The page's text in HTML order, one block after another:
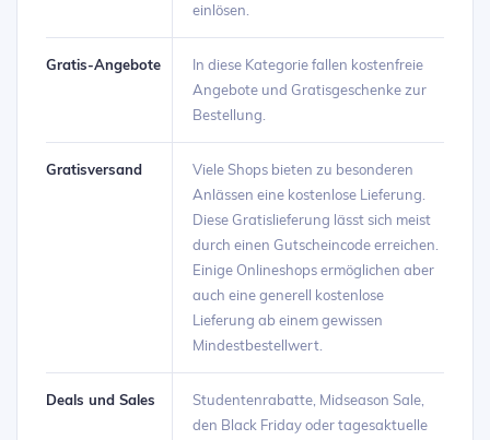
einlösen.
Gratis-Angebote
In diese Kategorie fallen kostenfreie
Angebote und Gratisgeschenke zur
Bestellung.
Gratisversand
Viele Shops bieten zu besonderen
Anlässen eine kostenlose Lieferung.
Diese Gratislieferung lässt sich meist
durch einen Gutscheincode erreichen.
Einige Onlineshops ermöglichen aber
auch eine generell kostenlose
Lieferung ab einem gewissen
Mindestbestellwert.
Deals und Sales
Studentenrabatte, Midseason Sale,
den Black Friday oder tagesaktuelle